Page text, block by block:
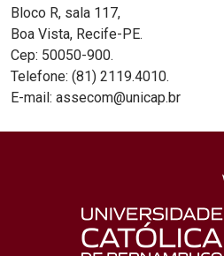
Bloco R, sala 117,
Boa Vista, Recife-PE.
Cep: 50050-900.
Telefone: (81) 2119.4010.
E-mail: assecom@unicap.br